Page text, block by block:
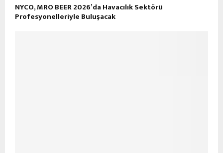
NYCO, MRO BEER 2026’da Havacılık Sektörü
Profesyonelleriyle Buluşacak